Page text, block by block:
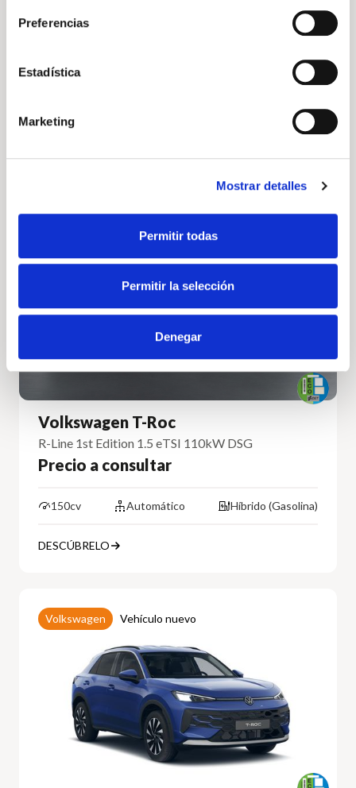
Preferencias
Estadística
Marketing
Mostrar detalles
Permitir todas
Permitir la selección
Denegar
Transporter Furgon Batalla Corta 2.0 TDI 81 kW
Precio a consultar
Volkswagen Vehículo nuevo
Volkswagen T-Roc
R-Line 1st Edition 1.5 eTSI 110kW DSG
Precio a consultar
150cv Automático Híbrido (Gasolina)
DESCÚBRELO
Volkswagen Vehículo nuevo